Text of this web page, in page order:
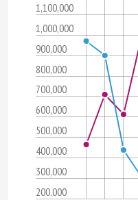
200,000
300,000
400,000
500,000
600,000
700,000
800,000
900,000
1,000,000
1,100,000